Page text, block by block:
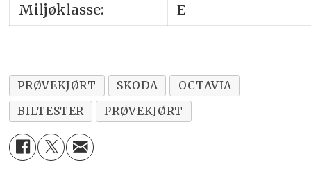
Miljøklasse:
E
PRØVEKJØRT SKODA
OCTAVIA
BILTESTER
PRØVEKJØRT